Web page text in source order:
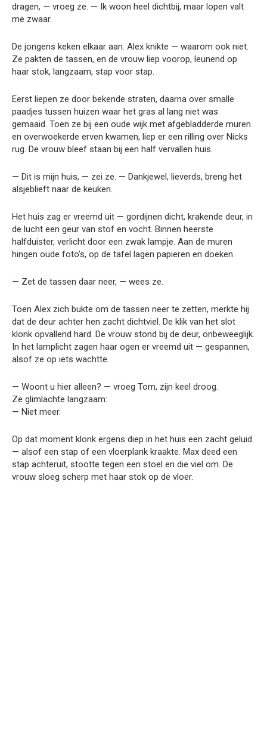
dragen, — vroeg ze. — Ik woon heel dichtbij, maar lopen valt
me zwaar.
De jongens keken elkaar aan. Alex knikte — waarom ook niet.
Ze pakten de tassen, en de vrouw liep voorop, leunend op
haar stok, langzaam, stap voor stap.
Eerst liepen ze door bekende straten, daarna over smalle
paadjes tussen huizen waar het gras al lang niet was
gemaaid. Toen ze bij een oude wijk met afgebladderde muren
en overwoekerde erven kwamen, liep er een rilling over Nicks
rug. De vrouw bleef staan bij een half vervallen huis.
— Dit is mijn huis, — zei ze. — Dankjewel, lieverds, breng het
alsjeblieft naar de keuken.
Het huis zag er vreemd uit — gordijnen dicht, krakende deur, in
de lucht een geur van stof en vocht. Binnen heerste
halfduister, verlicht door een zwak lampje. Aan de muren
hingen oude foto’s, op de tafel lagen papieren en doeken.
— Zet de tassen daar neer, — wees ze.
Toen Alex zich bukte om de tassen neer te zetten, merkte hij
dat de deur achter hen zacht dichtviel. De klik van het slot
klonk opvallend hard. De vrouw stond bij de deur, onbeweeglijk.
In het lamplicht zagen haar ogen er vreemd uit — gespannen,
alsof ze op iets wachtte.
— Woont u hier alleen? — vroeg Tom, zijn keel droog.
Ze glimlachte langzaam:
— Niet meer.
Op dat moment klonk ergens diep in het huis een zacht geluid
— alsof een stap of een vloerplank kraakte. Max deed een
stap achteruit, stootte tegen een stoel en die viel om. De
vrouw sloeg scherp met haar stok op de vloer.